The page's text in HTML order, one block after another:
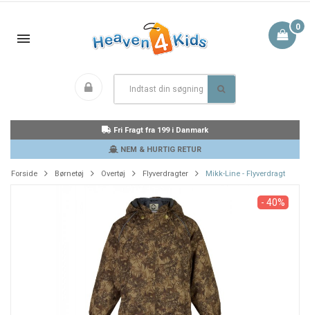
0
Fri Fragt fra 199 i Danmark
NEM & HURTIG RETUR
Forside Børnetøj Overtøj Flyverdragter Mikk-Line - Flyverdragt
- 40%